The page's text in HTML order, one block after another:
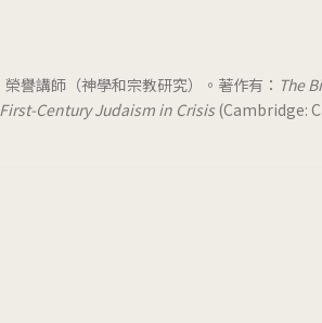
譽講師（神學和宗教研究）。著作有： The
Century Judaism in Crisis(Cambridge: